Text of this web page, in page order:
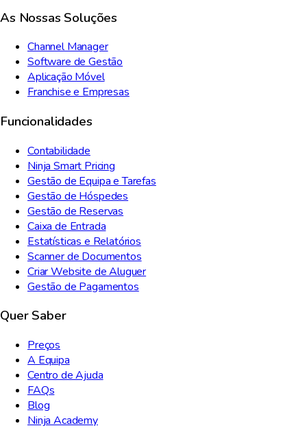
As Nossas Soluções
Channel Manager
Software de Gestão
Aplicação Móvel
Franchise e Empresas
Funcionalidades
Contabilidade
Ninja Smart Pricing
Gestão de Equipa e Tarefas
Gestão de Hóspedes
Gestão de Reservas
Caixa de Entrada
Estatísticas e Relatórios
Scanner de Documentos
Criar Website de Aluguer
Gestão de Pagamentos
Quer Saber
Preços
A Equipa
Centro de Ajuda
FAQs
Blog
Ninja Academy